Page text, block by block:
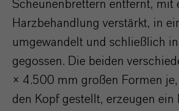
Scheunenbrettern entfernt, mit
Harzbehandlung verstärkt, in
umgewandelt und schließlich
gegossen. Die beiden
× 4.500 mm großen Formen
den Kopf gestellt, erzeugen ein